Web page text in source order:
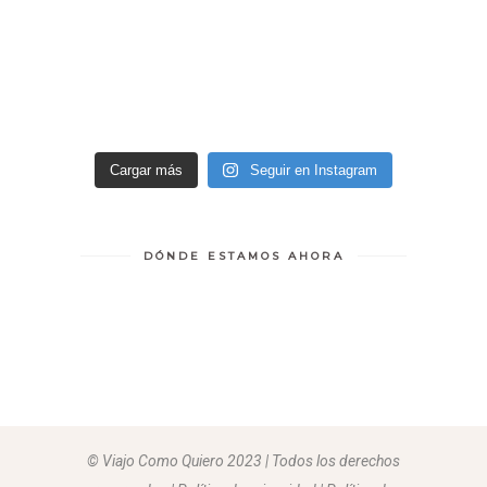
Cargar más Seguir en Instagram
DÓNDE ESTAMOS AHORA
© Viajo Como Quiero 2023 | Todos los derechos